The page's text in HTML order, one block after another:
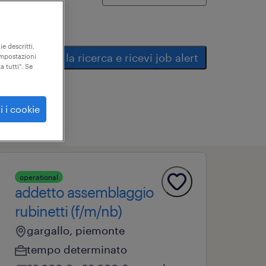
salva la ricerca e ricevi job alert
operational
addetto assemblaggio
rubinetti (f/m/nb)
gargallo, piemonte
tempo determinato
descritti,
tutti". Se
i cookie